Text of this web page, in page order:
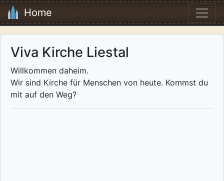
Home
Viva Kirche Liestal
Willkommen daheim.
Wir sind Kirche für Menschen von heute. Kommst du
mit auf den Weg?